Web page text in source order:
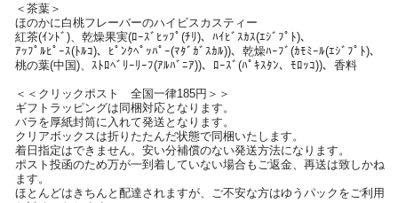
＜茶葉＞
ほのかに白桃フレーバーのハイビスカスティー
紅茶(ｲﾝﾄﾞ)、乾燥果実(ﾛｰｽﾞﾋｯﾌﾟ(ﾁﾘ)、ﾊｲﾋﾞｽｶｽ(ｴｼﾞﾌﾟﾄ)、
ｱｯﾌﾟﾙﾋﾟｰｽ(ﾄﾙｺ)、ﾋﾟﾝｸﾍﾟｯﾊﾟｰ(ﾏﾀﾞｶﾞｽｶﾙ))、乾燥ﾊｰﾌﾞ(ｶﾓﾐｰﾙ(ｴｼﾞﾌﾟﾄ)、
桃の葉(中国)、ｽﾄﾛﾍﾞﾘｰﾘｰﾌ(ｱﾙﾊﾞﾆｱ))、ﾛｰｽﾞ(ﾊﾟｷｽﾀﾝ、ﾓﾛｯｺ))、香料
＜＜クリックポスト 全国一律185円＞＞
ギフトラッピングは同梱対応となります。
バラを厚紙封筒に入れて発送となります。
クリアボックスは折りたたんだ状態で同梱いたします。
着日指定はできません。安い分補償のない発送方法になります。
ポスト投函のため万が一到着していない場合もご返金、再送は致しかね
ます。
ほとんどはきちんと配達されますが、ご不安な方はゆうパックをご利用